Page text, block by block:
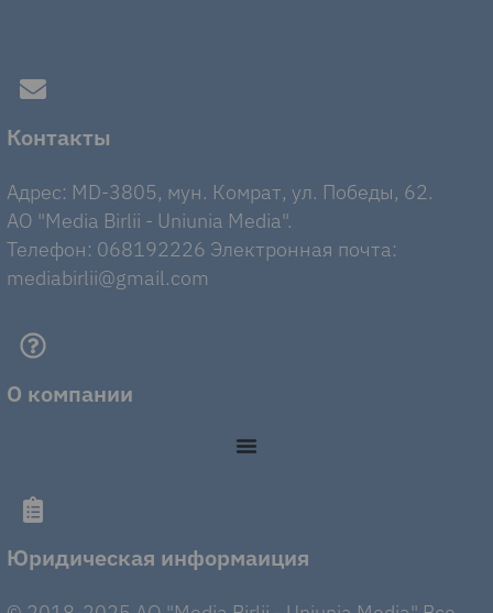
Контакты
Адрес: MD-3805, мун. Комрат, ул. Победы, 62.
AO "Media Birlii - Uniunia Media".
Телефон: 068192226 Электронная почта:
mediabirlii@gmail.com
О компании
Юридическая информаиция